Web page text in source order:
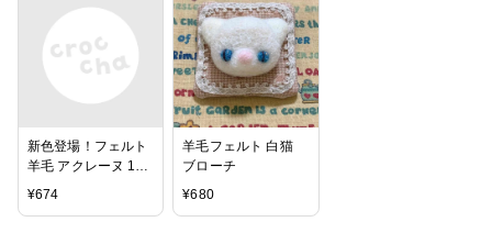
具/ツール]
新色登場！フェルト
羊毛 アクレーヌ 10
色セット フェルト
¥674
羊毛フェルト 白猫
ブローチ
¥680